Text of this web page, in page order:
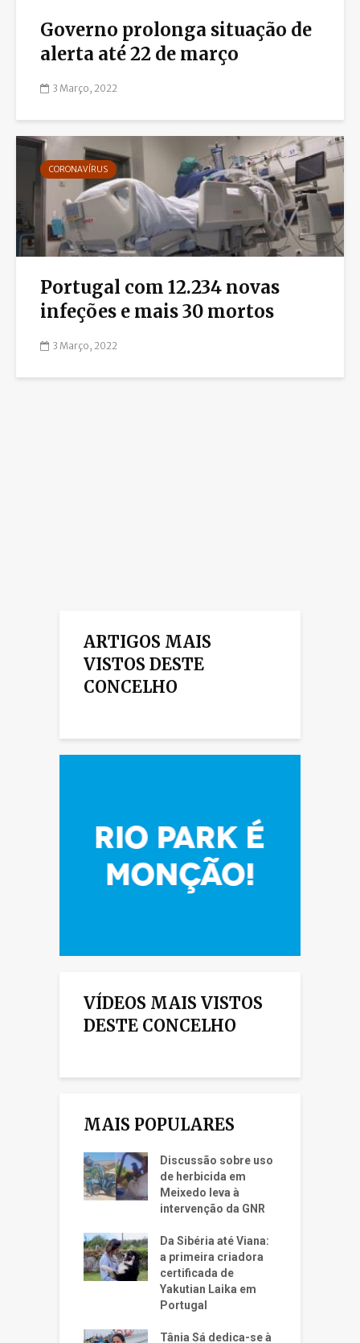
Governo prolonga situação de
alerta até 22 de março
3 Março, 2022
CORONAVÍRUS
Portugal com 12.234 novas
infeções e mais 30 mortos
3 Março, 2022
ARTIGOS MAIS
VISTOS DESTE
CONCELHO
VÍDEOS MAIS VISTOS
DESTE CONCELHO
MAIS POPULARES
Discussão sobre uso
de herbicida em
Meixedo leva à
intervenção da GNR
Da Sibéria até Viana:
a primeira criadora
certificada de
Yakutian Laika em
Portugal
Tânia Sá dedica-se à